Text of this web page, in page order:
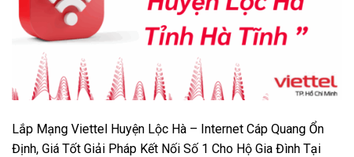
Lắp Mạng Viettel Huyện Lộc Hà – Internet Cáp Quang Ổn
Định, Giá Tốt Giải Pháp Kết Nối Số 1 Cho Hộ Gia Đình Tại